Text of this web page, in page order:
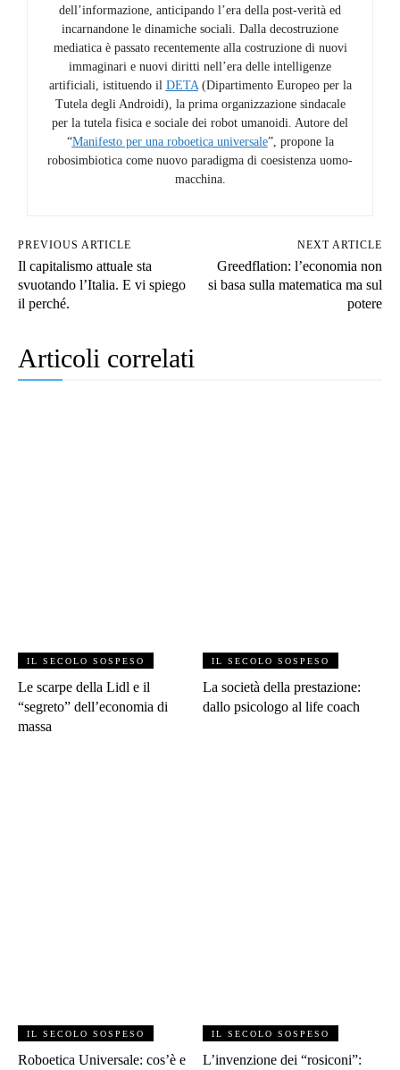
dell’informazione, anticipando l’era della post-verità ed
incarnandone le dinamiche sociali. Dalla decostruzione
mediatica è passato recentemente alla costruzione di nuovi
immaginari e nuovi diritti nell’era delle intelligenze
artificiali, istituendo il DETA(Dipartimento Europeo per la
Tutela degli Androidi), la prima organizzazione sindacale
per la tutela fisica e sociale dei robot umanoidi. Autore del
“Manifesto per una roboetica universale”, propone la
robosimbiotica come nuovo paradigma di coesistenza uomo-
macchina.
PREVIOUS ARTICLE
Il capitalismo attuale sta
svuotando l’Italia. E vi spiego
il perché.
NEXT ARTICLE
Greedflation: l’economia non
si basa sulla matematica ma sul
potere
Articoli correlati
IL SECOLO SOSPESO
Le scarpe della Lidl e il
“segreto” dell’economia di
massa
IL SECOLO SOSPESO
La società della prestazione:
dallo psicologo al life coach
IL SECOLO SOSPESO
Roboetica Universale: cos’è e
IL SECOLO SOSPESO
L’invenzione dei “rosiconi”: